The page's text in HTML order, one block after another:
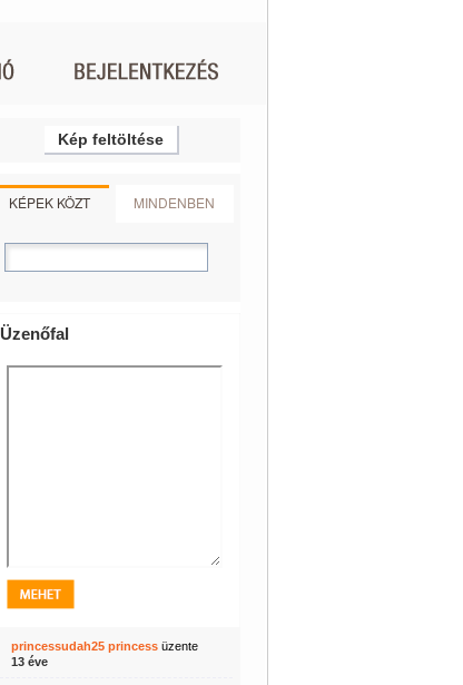
Kép feltöltése
KÉPEK KÖZT MINDENBEN
Üzenőfal
princessudah25 princessüzente
13 éve